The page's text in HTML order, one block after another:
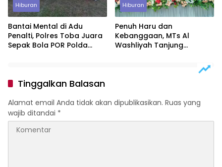
Hiburan
Bantai Mental di Adu
Penalti, Polres Toba Juara
Sepak Bola POR Polda
Hiburan
Penuh Haru dan
Kebanggaan, MTs Al
Washliyah Tanjung
Tinggalkan Balasan
Alamat email Anda tidak akan dipublikasikan. Ruas yang
wajib ditandai *